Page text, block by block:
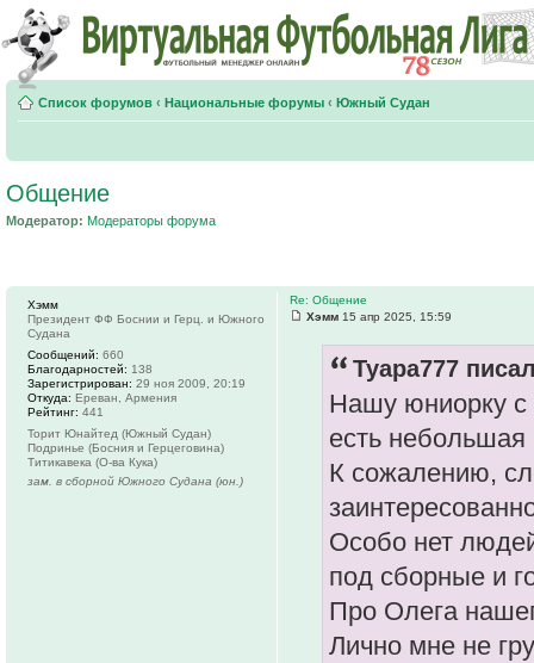
Список форумов ‹ Национальные форумы ‹ Южный Судан
Общение
Модератор: Модераторы форума
Re: Общение
Хэмм 15 апр 2025, 15:59
Tyapa777
Нашу юниорку с
есть небольшая
К сожалению,
Особо нет
под сборные и
Про Олега
Лично мне не
Хэмм
Президент ФФ Боснии и Герц. и Южного
Судана
Сообщений: 660
Благодарностей: 138
Зарегистрирован: 29 ноя 2009, 20:19
Откуда: Ереван, Армения
Рейтинг: 441
Торит Юнайтед (Южный Судан)
Подринье (Босния и Герцеговина)
Титикавека (О-ва Кука)
зам. в сборной Южного Судана (юн.)